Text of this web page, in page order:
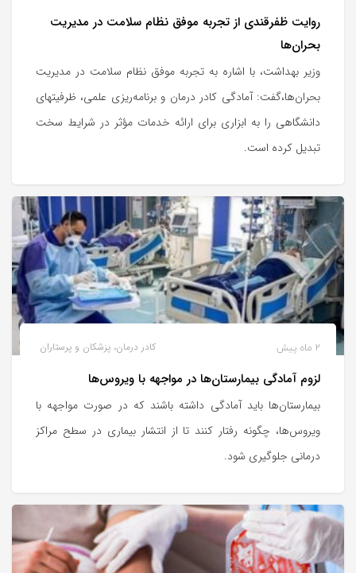
روایت ظفرقندی از تجربه موفق نظام سلامت در مدیریت
بحران‌ها
وزیر بهداشت، با اشاره به تجربه موفق نظام سلامت در مدیریت
بحران‌ها،گفت: آمادگی کادر درمان و برنامه‌ریزی علمی، ظرفیتهای
دانشگاهی را به ابزاری برای ارائه خدمات مؤثر در شرایط سخت
تبدیل کرده است.
کادر درمان، پزشکان و پرستاران 2 ماه پیش
لزوم آمادگی بیمارستان‌ها در مواجهه با ویروس‌ها
بیمارستان‌ها باید آمادگی داشته باشند که در صورت مواجهه با
ویروس‌ها، چگونه رفتار کنند تا از انتشار بیماری در سطح مراکز
درمانی جلوگیری شود.